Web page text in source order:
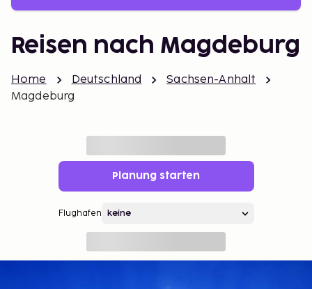
Reisen nach Magdeburg
Home Deutschland
Sachsen-Anhalt
Magdeburg
Planung starten
Flughafen